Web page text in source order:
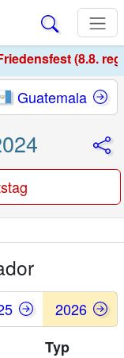
(8.8.
Guatemala
2026
Typ